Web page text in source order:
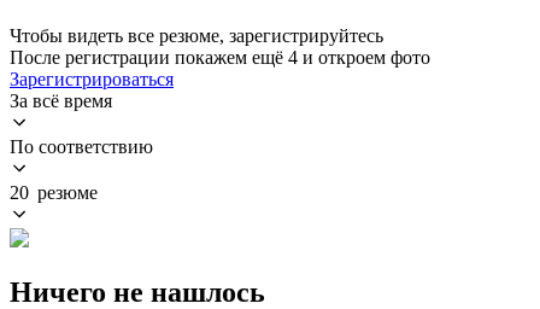
Чтобы видеть все резюме, зарегистрируйтесь
После регистрации покажем ещё 4 и откроем фото
Зарегистрироваться
За всё время
По соответствию
20 резюме
Ничего не нашлось